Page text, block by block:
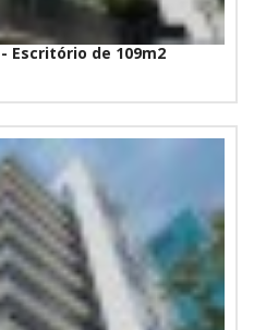
Escritório de 109m2